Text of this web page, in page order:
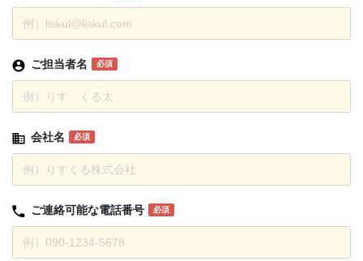
ご担当者名 必須
会社名 必須
ご連絡可能な電話番号 必須